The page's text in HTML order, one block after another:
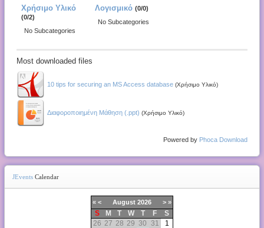
Χρήσιμο Υλικό
(0/2)
No Subcategories
Λογισμικό (0/0)
No Subcategories
Most downloaded files
10 tips for securing an MS Access database (Χρήσιμο Υλικό)
Διαφοροποιημένη Μάθηση (.ppt) (Χρήσιμο Υλικό)
Powered by Phoca Download
JEvents Calendar
« < August 2026 > »
S M T W T F
S
26 27 28 29 30 31
1